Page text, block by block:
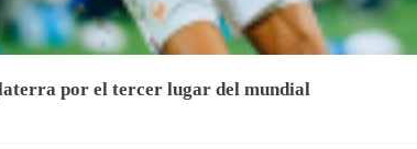
por el tercer lugar del mundial